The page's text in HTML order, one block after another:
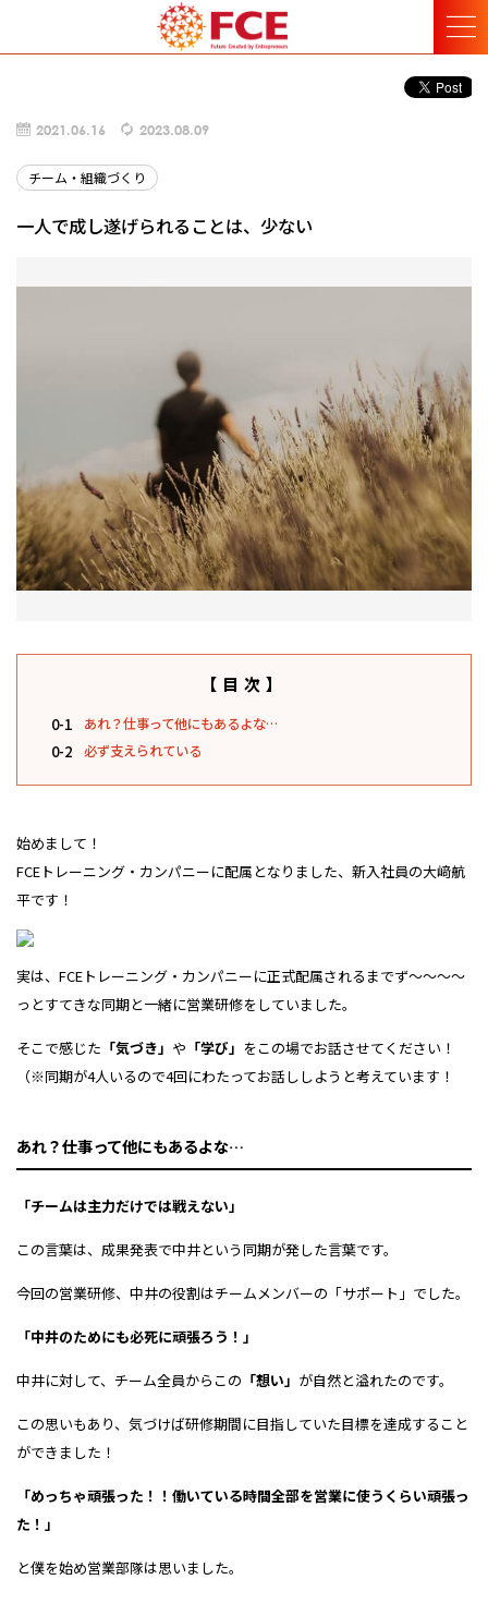
2021.06.16 2023.08.09
チーム・組織づくり
一人で成し遂げられることは、少ない
【目次】
0-1 あれ？仕事って他にもあるよな…
0-2 必ず支えられている
始めまして！
FCEトレーニング・カンパニーに配属となりました、 新入社員の大﨑航
平です！
実は、 FCEトレーニング・カンパニーに正式配属されるまでず～～～～
っとすてきな同期と一緒に営業研修をしていました。
そこで感じた 「気づき」 や 「学び」 をこの場でお話させてください！
（※同期が4人いるので4回にわたってお話ししようと考えています！
あれ？仕事って他にもあるよな…
「チームは主力だけでは戦えない」
この言葉は、成果発表で中井という同期が発した言葉です。
今回の営業研修、 中井の役割はチームメンバーの 「サポート」でした。
「中井のためにも必死に頑張ろう！」
中井に対して、チーム全員から この 「想い」 が自然と溢れたのです。
この思いもあり、 気づけば研修期間に目指していた目標を達成すること
ができました！
「めっちゃ頑張った！！働いている時間全部を営業に使うくらい頑張っ
た！」
と僕を始め営業部隊は思いました。